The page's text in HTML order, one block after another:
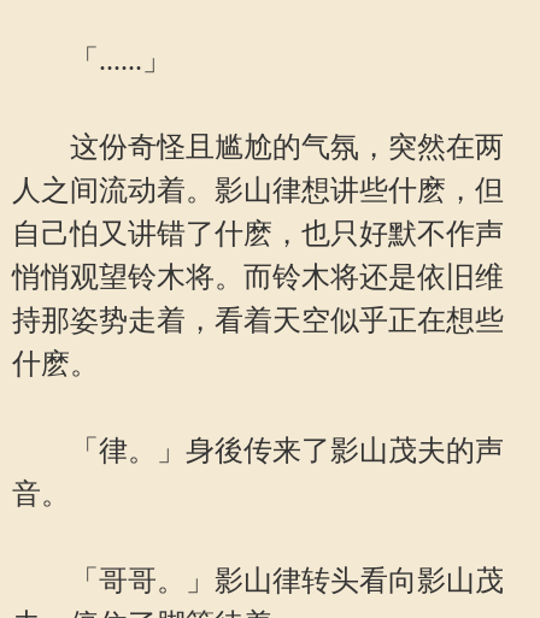
「......」
这份奇怪且尴尬的气氛，突然在两
人之间流动着。影山律想讲些什麽，但
自己怕又讲错了什麽，也只好默不作声
悄悄观望铃木将。而铃木将还是依旧维
持那姿势走着，看着天空似乎正在想些
什麽。
「律。」身後传来了影山茂夫的声
音。
「哥哥。」影山律转头看向影山茂